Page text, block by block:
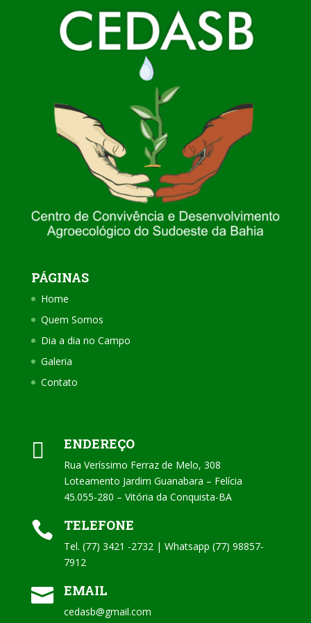
PÁGINAS
Home
Quem Somos
Dia a dia no Campo
Galeria
Contato
 ENDEREÇO
Rua Veríssimo Ferraz de Melo, 308
Loteamento Jardim Guanabara – Felícia
45.055-280 – Vitória da Conquista-BA
 TELEFONE
Tel. (77) 3421 -2732 | Whatsapp (77) 98857-
7912
 EMAIL
cedasb@gmail.com